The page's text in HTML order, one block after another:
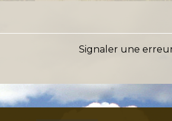
Signaler une